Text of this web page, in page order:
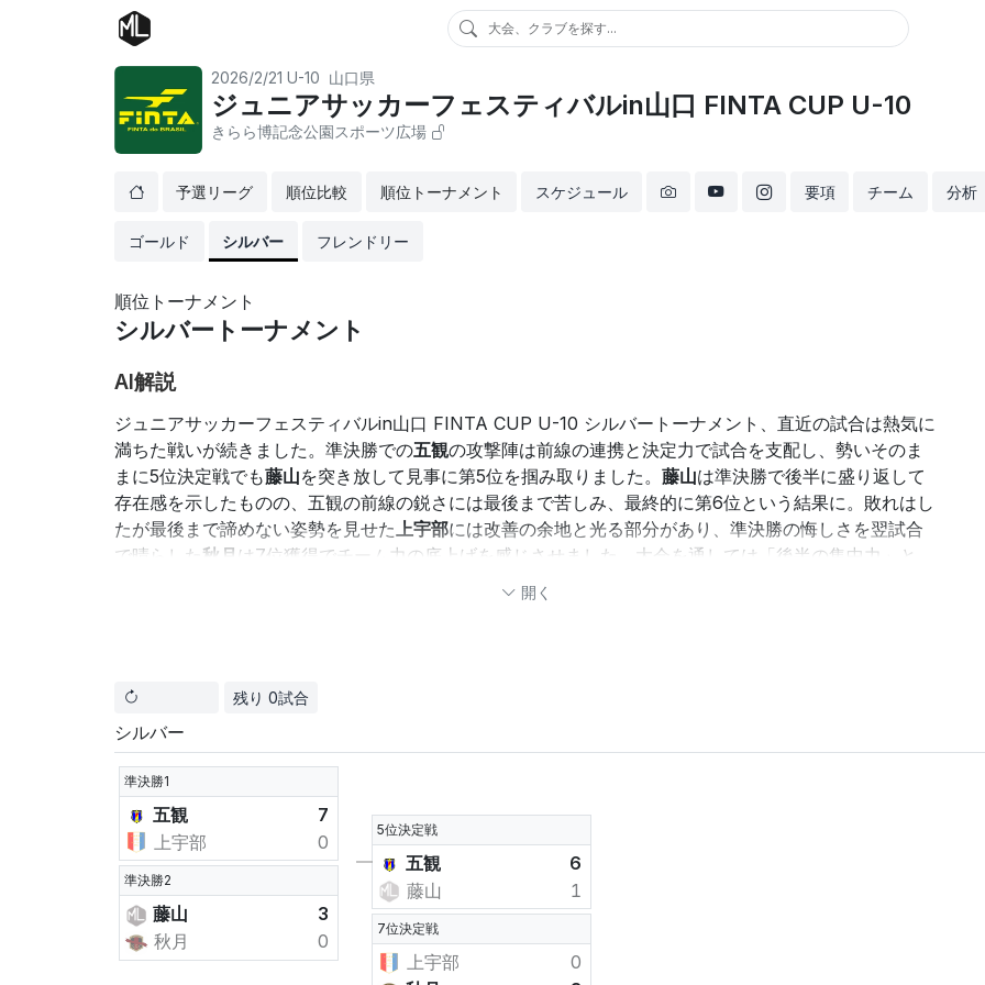
大会、クラブを探す...
2026/2/21 U-10 山口県
ジュニアサッカーフェスティバルin山口 FINTA CUP U-10
きらら博記念公園スポーツ広場
予選リーグ 順位比較 順位トーナメント スケジュール 要項 チーム 分析
ゴールド シルバー フレンドリー
順位トーナメント
シルバートーナメント
AI解説
ジュニアサッカーフェスティバルin山口 FINTA CUP U-10 シルバートーナメント、直近の試合は熱気に
満ちた戦いが続きました。準決勝での五観の攻撃陣は前線の連携と決定力で試合を支配し、勢いそのま
まに5位決定戦でも藤山を突き放して見事に第5位を掴み取りました。 藤山は準決勝で後半に盛り返して
存在感を示したものの、五観の前線の鋭さには最後まで苦しみ、最終的に第6位という結果に。敗れはし
たが最後まで諦めない姿勢を見せた上宇部には改善の余地と光る部分があり、準決勝の悔しさを翌試合
で晴らした 秋月 は7位獲得でチーム力の底上げを感じさせました。大会を通しては「後半の集中力」と
「攻守の切り替え」が勝敗を分けた印象で、特に五観の勢いは今後さらに注目を集めそうです。
開く
残り 0試合
シルバー
準決勝1
五観
7
上宇部
0
準決勝2
藤山
3
秋月
0
5位決定戦
五観
6
藤山
1
7位決定戦
上宇部
0